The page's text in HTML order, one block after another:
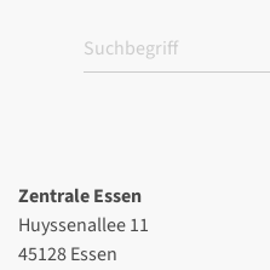
Zentrale Essen
Huyssenallee 11
45128 Essen